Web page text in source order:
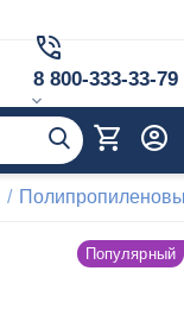
8 800-333-33-79
/
Популярный